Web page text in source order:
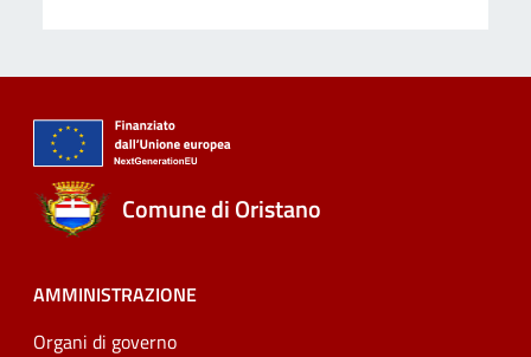
Comune di Oristano
AMMINISTRAZIONE
Organi di governo